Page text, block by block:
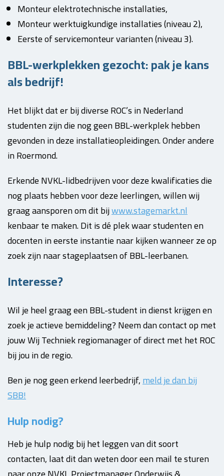
Monteur elektrotechnische installaties,
Monteur werktuigkundige installaties (niveau 2),
Eerste of servicemonteur varianten (niveau 3).
BBL-werkplekken gezocht: pak je kans
als bedrijf!
Het blijkt dat er bij diverse ROC’s in Nederland
studenten zijn die nog geen BBL-werkplek hebben
gevonden in deze installatieopleidingen. Onder andere
in Roermond.
Erkende NVKL-lidbedrijven voor deze kwalificaties die
nog plaats hebben voor deze leerlingen, willen wij
graag aansporen om dit bijwww.stagemarkt.nl
kenbaar te maken. Dit is dé plek waar studenten en
docenten in eerste instantie naar kijken wanneer ze op
zoek zijn naar stageplaatsen of BBL-leerbanen.
Interesse?
Wil je heel graag een BBL-student in dienst krijgen en
zoek je actieve bemiddeling? Neem dan contact op met
jouw Wij Techniek regiomanager of direct met het ROC
bij jou in de regio.
Ben je nog geen erkend leerbedrijf,meld je dan bij
SBB!
Hulp nodig?
Heb je hulp nodig bij het leggen van dit soort
contacten, laat dit dan weten door een mail te sturen